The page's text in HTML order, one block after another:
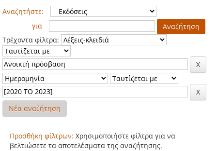
Αναζητήστε:
για
Τρέχοντα φίλτρα:
Νέα αναζήτηση
Προσθήκη φίλτρων: Χρησιμοποιήστε φίλτρα για να
βελτιώσετε τα αποτελέσματα της αναζήτησης.